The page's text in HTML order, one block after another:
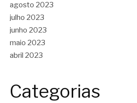
agosto 2023
julho 2023
junho 2023
maio 2023
abril 2023
Categorias